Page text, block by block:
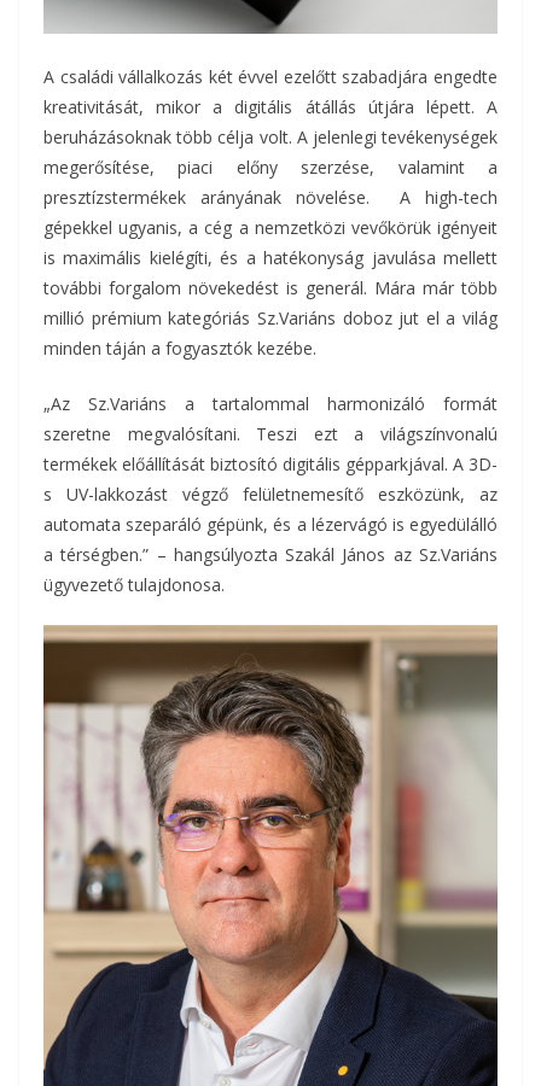
A családi vállalkozás két évvel ezelőtt szabadjára engedte
kreativitását, mikor a digitális átállás útjára lépett. A
beruházásoknak több célja volt. A jelenlegi tevékenységek
megerősítése, piaci előny szerzése, valamint a
presztízstermékek arányának növelése. A high-tech
gépekkel ugyanis, a cég a nemzetközi vevőkörük igényeit
is maximális kielégíti, és a hatékonyság javulása mellett
további forgalom növekedést is generál. Mára már több
millió prémium kategóriás Sz.Variáns doboz jut el a világ
minden táján a fogyasztók kezébe.
„Az Sz.Variáns a tartalommal harmonizáló formát
szeretne megvalósítani. Teszi ezt a világszínvonalú
termékek előállítását biztosító digitális gépparkjával. A 3D-
s UV-lakkozást végző felületnemesítő eszközünk, az
automata szeparáló gépünk, és a lézervágó is egyedülálló
a térségben.” – hangsúlyozta Szakál János az Sz.Variáns
ügyvezető tulajdonosa.